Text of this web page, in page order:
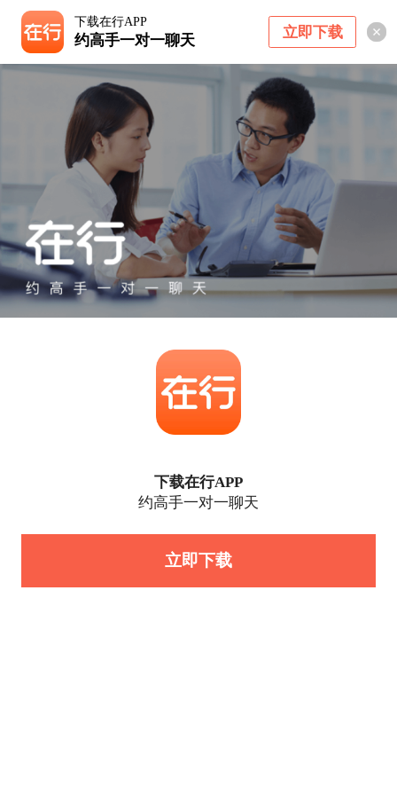
下载在行APP
约高手一对一聊天 立即下载
下载在行APP
约高手一对一聊天
立即下载